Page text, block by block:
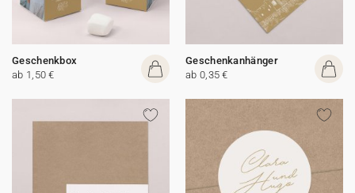
Geschenkbox
ab 1,50 €
Geschenkanhänger
ab 0,35 €